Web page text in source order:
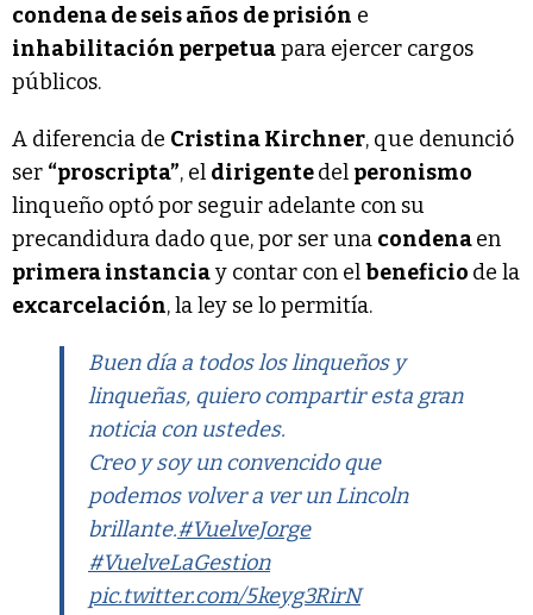
condena de seis años de prisión e
inhabilitación perpetuapara ejercer cargos
públicos.
A diferencia de Cristina Kirchner, que denunció
ser “proscripta”, el dirigentedel peronismo
linqueño optó por seguir adelante con su
precandidura dado que, por ser una condenaen
primera instanciay contar con elbeneficio de la
excarcelación, la ley se lo permitía.
Buen día a todos los linqueños y
linqueñas, quiero compartir esta gran
noticia con ustedes.
Creo y soy un convencido que
podemos volver a ver un Lincoln
brillante.#VuelveJorge
#VuelveLaGestion
pic.twitter.com/5keyg3RirN